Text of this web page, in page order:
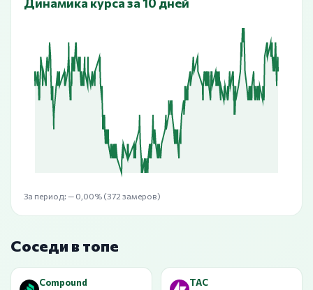
За период: — 0,00% (372 замеров)
Соседи в топе
Compound TAC